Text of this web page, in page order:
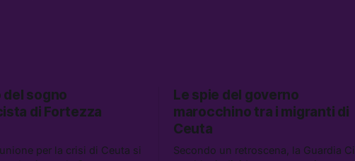
sogno
di Fortezza
per la crisi di Ceuta si
Le spie del governo
marocchino tra i migranti di
Ceuta
Secondo un retroscena, la Guardia